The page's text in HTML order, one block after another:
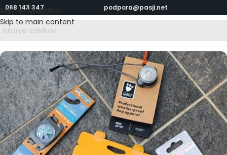
Skip to navigation
Skip to main content
068 143 347 podpora@pasji.net